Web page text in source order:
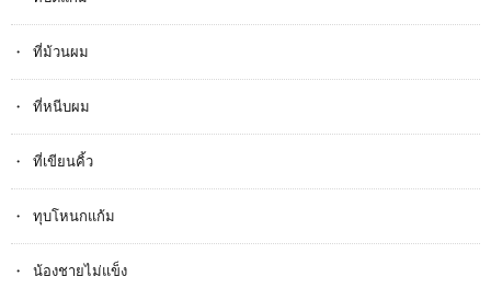
ที่ม้วนผม
ที่หนีบผม
ที่เขียนคิ้ว
ทุบโหนกแก้ม
น้องชายไม่แข็ง